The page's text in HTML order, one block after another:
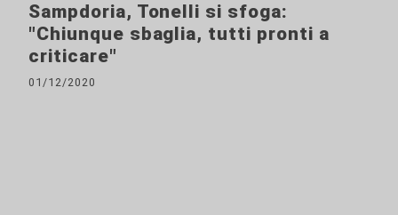
Sampdoria, Tonelli si sfoga:
"Chiunque sbaglia, tutti pronti a
criticare"
01/12/2020